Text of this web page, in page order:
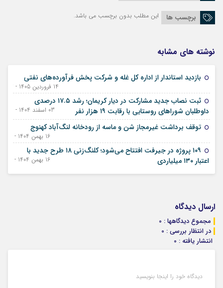
برچسب ها این مطلب بدون برچسب می باشد.
نوشته های مشابه
بازدید استاندار از اداره کل غله و شرکت پخش فرآورده‌های نفتی
14 فروردین 1405 - 03 آوریل 2026
ثبت نصاب جدید مشارکت در دیار کریمان؛ رشد ۱۷.۵ درصدی
داوطلبان شوراهای روستایی با رقابت ۱۹ هزار نفر
03 اسفند 1404 - 22 فوریه 2026
توقف برداشت غیرمجاز شن و ماسه از رودخانه لنگ‌آباد کهنوج
16 بهمن 1404 - 05 فوریه 2026
۱۰۹ پروژه در جیرفت افتتاح می‌شود؛ کلنگ‌زنی ۱۸ طرح جدید با
اعتبار ۱۳۰ میلیاردی
16 بهمن 1404 - 05 فوریه 2026
ارسال دیدگاه
مجموع دیدگاهها : 0
در انتظار بررسی : 0
انتشار یافته : 0
دیدگاه خود را اینجا بنویسید